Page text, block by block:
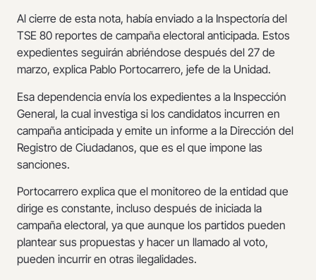
Al cierre de esta nota, había enviado a la Inspectoría del
TSE 80 reportes de campaña electoral anticipada. Estos
expedientes seguirán abriéndose después del 27 de
marzo, explica Pablo Portocarrero, jefe de la Unidad.
Esa dependencia envía los expedientes a la Inspección
General, la cual investiga si los candidatos incurren en
campaña anticipada y emite un informe a la Dirección del
Registro de Ciudadanos, que es el que impone las
sanciones.
Portocarrero explica que el monitoreo de la entidad que
dirige es constante, incluso después de iniciada la
campaña electoral, ya que aunque los partidos pueden
plantear sus propuestas y hacer un llamado al voto,
pueden incurrir en otras ilegalidades.